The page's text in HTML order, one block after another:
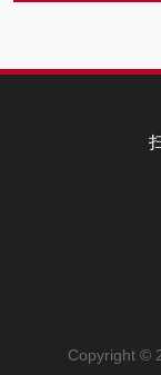
Copyright ©